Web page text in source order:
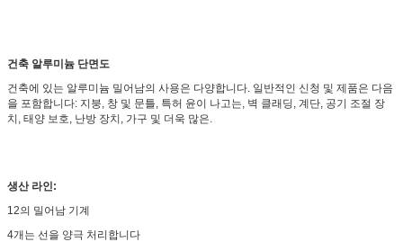
건축 알루미늄 단면도
건축에 있는 알루미늄 밀어남의 사용은 다양합니다. 일반적인 신청 및 제품은 다음
을 포함합니다: 지붕, 창 및 문틀, 특허 윤이 나고는, 벽 클래딩, 계단, 공기 조절 장
치, 태양 보호, 난방 장치, 가구 및 더욱 많은.
생산 라인:
12의 밀어남 기계
4개는 선을 양극 처리합니다